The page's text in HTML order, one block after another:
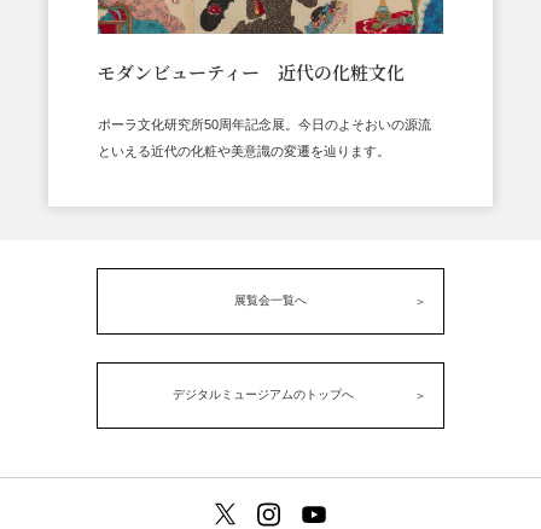
モダンビューティー 近代の化粧文化
ポーラ文化研究所50周年記念展。今日のよそおいの源流
といえる近代の化粧や美意識の変遷を辿ります。
展覧会一覧へ
デジタルミュージアムのトップへ